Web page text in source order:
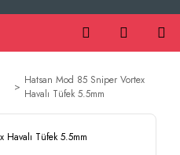
Hatsan Mod 85 Sniper Vortex
Havalı Tüfek 5.5mm